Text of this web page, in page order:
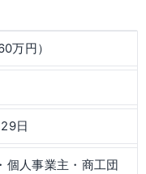
万円）
日
個人事業主・商工団